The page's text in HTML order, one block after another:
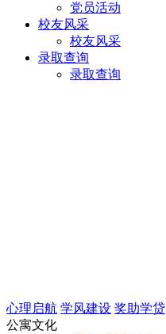
党员活动
校友风采
校友风采
录取查询
录取查询
心理启航 学风建设 奖助学贷
公寓文化